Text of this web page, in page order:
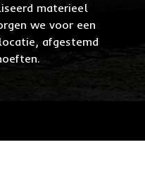
materieel
we voor een
afgestemd